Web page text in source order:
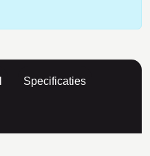
Specificaties